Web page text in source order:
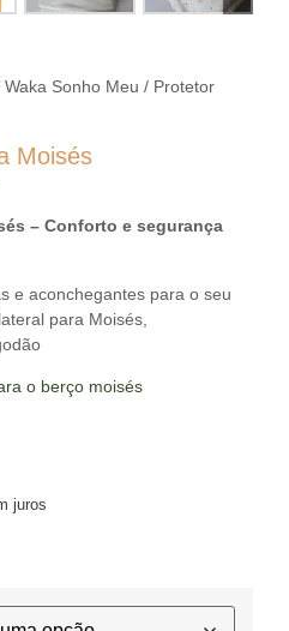
Waka Sonho Meu / Protetor
Moisés
– Conforto e segurança
e aconchegantes para o seu
para Moisés,
o berço moisés
juros